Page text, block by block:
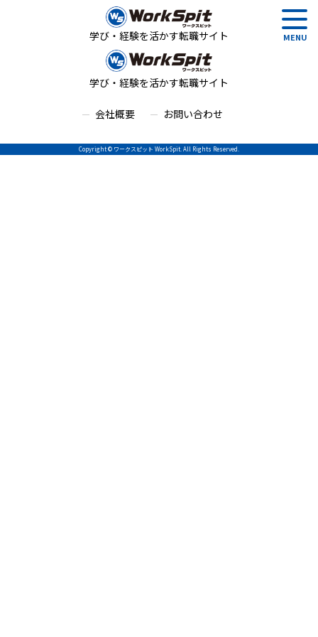
学び・経験を活かす転職サイト
学び・経験を活かす転職サイト
会社概要 お問い合わせ
Copyright © ワークスピット WorkSpit. All Rights Reserved.